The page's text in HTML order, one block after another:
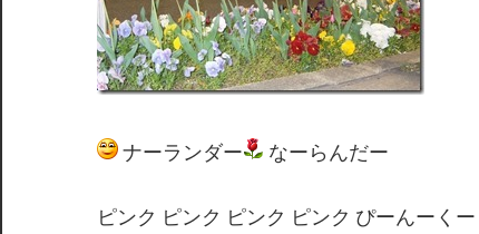
ナーランダー なーらんだー
ピンク ピンク ピンク ピンク ぴーんーくー